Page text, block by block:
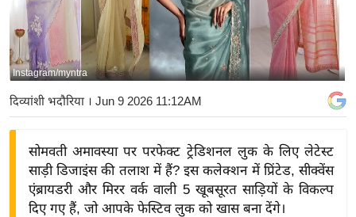
र्रा
ष्ट्री
य
बि
ज़
ने
द्यो
Instagram/myntra
दिव्यांशी भदौरिया । Jun 9 2026 11:12AM
सोमवती अमावस्या पर परफेक्ट ट्रेडिशनल लुक के लिए लेटेस्ट
साड़ी डिजाइंस की तलाश में हैं? इस कलेक्शन में प्रिंटेड, सीक्वेंस
एंब्रायडरी और मिरर वर्क वाली 5 खूबसूरत साड़ियों के विकल्प
दिए गए हैं, जो आपके फेस्टिव लुक को खास बना देंगे।